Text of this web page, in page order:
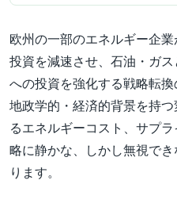
欧州の一部のエネルギー企
投資を減速させ、石油・ガ
への投資を強化する戦略転
地政学的・経済的背景を持
るエネルギーコスト、サプ
略に静かな、しかし無視で
ります。